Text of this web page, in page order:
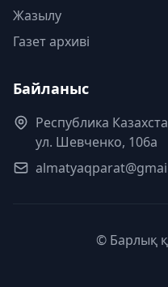
Жазылу
Газет архиві
Байланыс
Республика
ул. Шевченко, 106а
© Барлық